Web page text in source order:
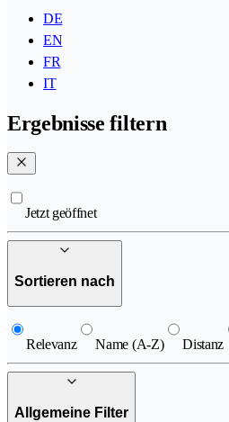
DE
EN
FR
IT
Ergebnisse filtern
Jetzt geöffnet
Sortieren nach
Relevanz Name (A-Z) Distanz
Allgemeine Filter